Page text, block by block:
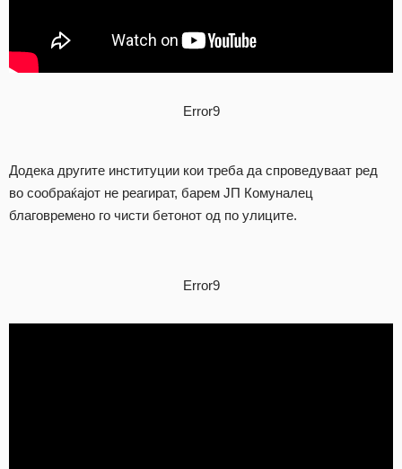
Error9
Додека другите институции кои треба да спроведуваат ред
во сообраќајот не реагират, барем ЈП Комуналец
благовремено го чисти бетонот од по улиците.
Error9